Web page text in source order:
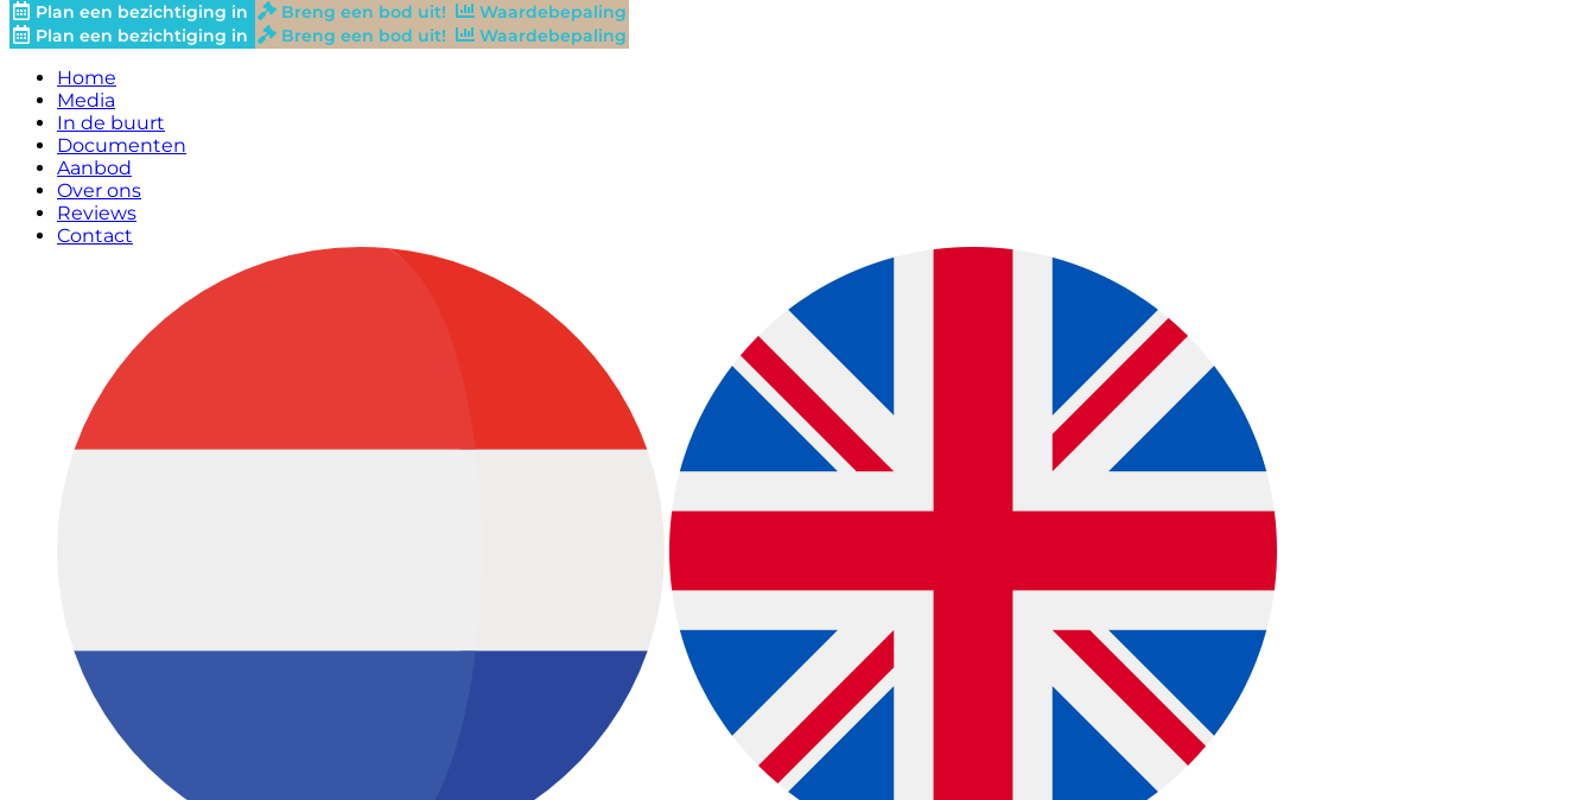
Plan een bezichtiging in Breng een bod uit!
Waardebepaling
Plan een bezichtiging in
Breng een bod uit! Waardebepaling
Home
Media
In de buurt
Documenten
Aanbod
Over ons
Reviews
Contact